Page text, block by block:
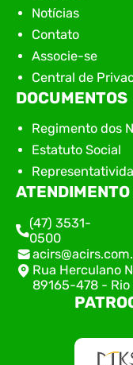
Notícias
Contato
Associe-se
Central de
DOCUMENTOS
Regimento dos
Estatuto Social
ATENDIMENTO
(47) 3531-
0500
Rua Herculano
89165-478 - Rio